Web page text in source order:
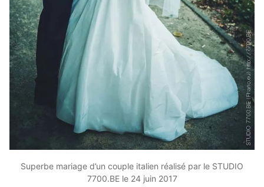
Superbe mariage d’un couple italien réalisé par le STUDIO
7700.BE le 24 juin 2017